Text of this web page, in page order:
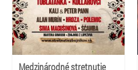
Medzinárodné stretnutie